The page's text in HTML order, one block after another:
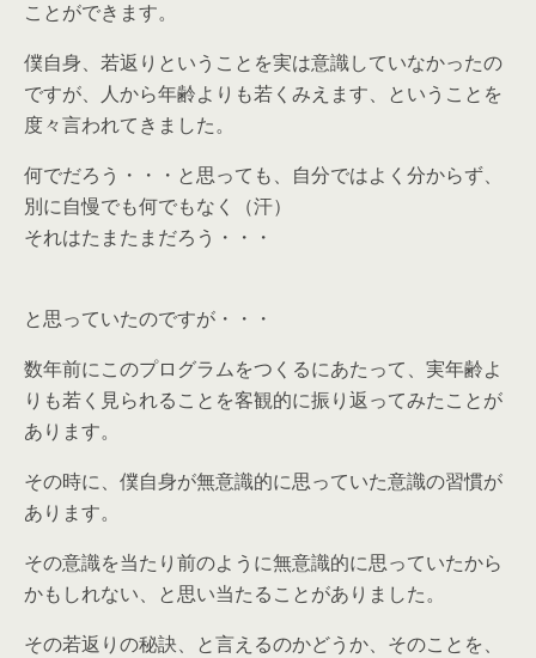
ことができます。
僕自身、若返りということを実は意識していなかったの
ですが、人から年齢よりも若くみえます、ということを
度々言われてきました。
何でだろう・・・と思っても、自分ではよく分からず、
別に自慢でも何でもなく（汗）
それはたまたまだろう・・・
と思っていたのですが・・・
数年前にこのプログラムをつくるにあたって、実年齢よ
りも若く見られることを客観的に振り返ってみたことが
あります。
その時に、僕自身が無意識的に思っていた意識の習慣が
あります。
その意識を当たり前のように無意識的に思っていたから
かもしれない、と思い当たることがありました。
その若返りの秘訣、と言えるのかどうか、そのことを、